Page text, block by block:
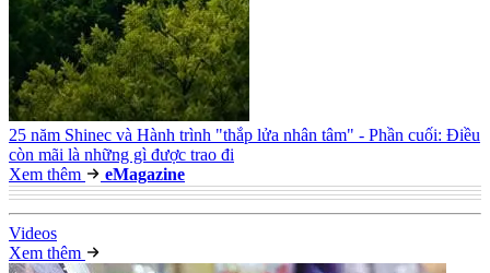
25 năm Shinec và Hành trình "thắp lửa nhân tâm" - Phần cuối: Điều
còn mãi là những gì được trao đi
Xem thêm
eMagazine
Videos
Xem thêm